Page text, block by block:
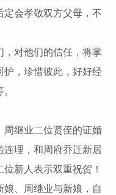
定会孝敬双方父母，不
对他们的信任，将掌
护，珍惜彼此，好好经
继业二位贤侄的证婚
连理，和周府乔迁新居
新人表示双重祝贺！
、周继业与新娘，自